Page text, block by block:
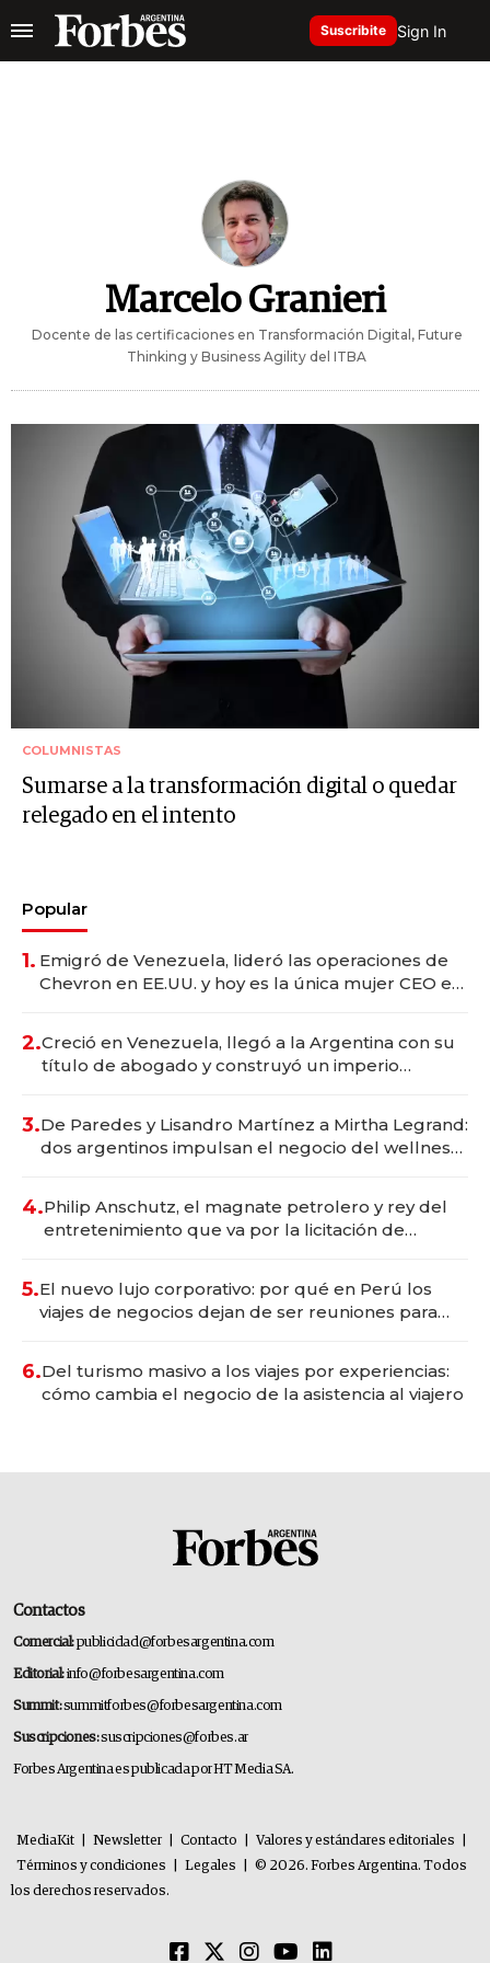
Suscribite Sign In
Marcelo Granieri
Docente de las certificaciones en Transformación Digital, Future
Thinking y Business Agility del ITBA
COLUMNISTAS
Sumarse a la transformación digital o quedar
relegado en el intento
Popular
1. Emigró de Venezuela, lideró las operaciones de
Chevron en EE.UU. y hoy es la única mujer CEO en
2.Creció en Venezuela, llegó a la Argentina con su
título de abogado y construyó un imperio
3.De Paredes y Lisandro Martínez a Mirtha Legrand:
dos argentinos impulsan el negocio del wellness
4.Philip Anschutz, el magnate petrolero y rey del
entretenimiento que va por la licitación de
5.El nuevo lujo corporativo: por qué en Perú los
viajes de negocios dejan de ser reuniones para
6.Del turismo masivo a los viajes por experiencias:
cómo cambia el negocio de la asistencia al viajero
Contactos
Comercial:publicidad@forbesargentina.com
Editorial:info@forbesargentina.com
Summit:summitforbes@forbesargentina.com
Suscripciones:suscripciones@forbes.ar
Forbes Argentina es publicada por HT Media SA.
MediaKit Newsletter Contacto Valores y estándares editoriales
Términos y condiciones
Legales
© 2026. Forbes Argentina. Todos
los derechos reservados.